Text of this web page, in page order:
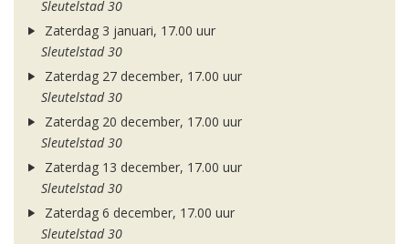
Sleutelstad 30
Zaterdag 3 januari, 17.00 uur
Sleutelstad 30
Zaterdag 27 december, 17.00 uur
Sleutelstad 30
Zaterdag 20 december, 17.00 uur
Sleutelstad 30
Zaterdag 13 december, 17.00 uur
Sleutelstad 30
Zaterdag 6 december, 17.00 uur
Sleutelstad 30